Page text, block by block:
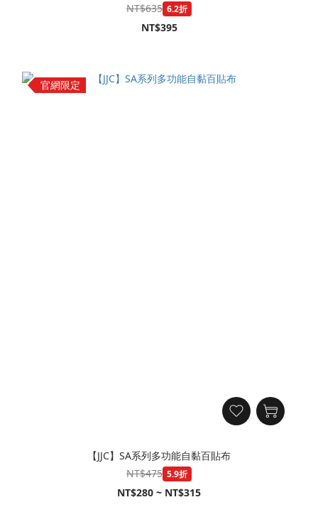
NT$635 6.2折
NT$395
官網限定
【JJC】SA系列多功能自黏百貼布
NT$475 5.9折
NT$280 ~ NT$315